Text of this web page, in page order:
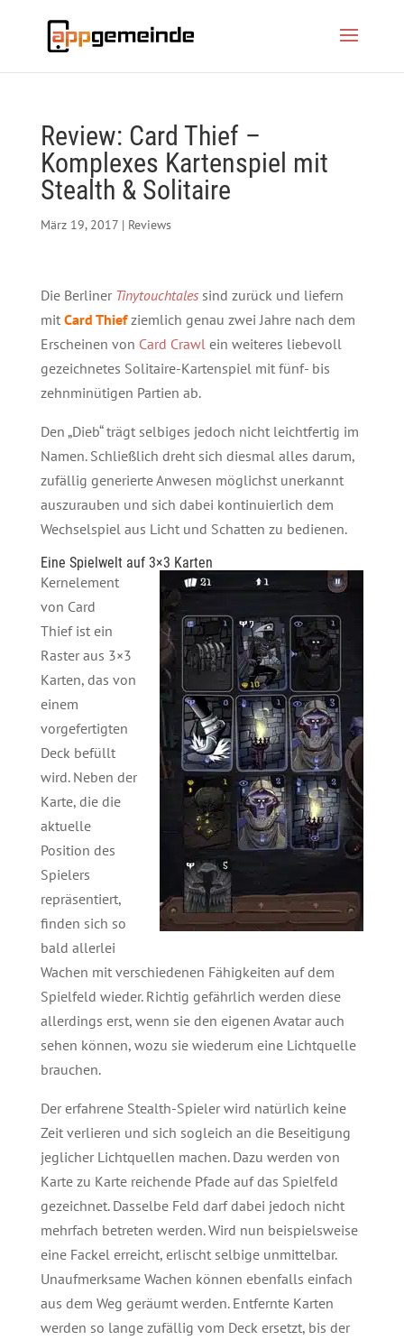
Review: Card Thief –
Komplexes Kartenspiel mit
Stealth & Solitaire
März 19, 2017| Reviews
Die Berliner Tinytouchtalessind zurück und liefern
mit Card Thiefziemlich genau zwei Jahre nach dem
Erscheinen von Card Crawlein weiteres liebevoll
gezeichnetes Solitaire-Kartenspiel mit fünf- bis
zehnminütigen Partien ab.
Den „Dieb“ trägt selbiges jedoch nicht leichtfertig im
Namen. Schließlich dreht sich diesmal alles darum,
zufällig generierte Anwesen möglichst unerkannt
auszurauben und sich dabei kontinuierlich dem
Wechselspiel aus Licht und Schatten zu bedienen.
Eine Spielwelt auf 3×3 Karten
Kernelement
von Card
Thief ist ein
Raster aus 3×3
Karten, das von
einem
vorgefertigten
Deck befüllt
wird. Neben der
Karte, die die
aktuelle
Position des
Spielers
repräsentiert,
finden sich so
bald allerlei
Wachen mit verschiedenen Fähigkeiten auf dem
Spielfeld wieder. Richtig gefährlich werden diese
allerdings erst, wenn sie den eigenen Avatar auch
sehen können, wozu sie wiederum eine Lichtquelle
brauchen.
Der erfahrene Stealth-Spieler wird natürlich keine
Zeit verlieren und sich sogleich an die Beseitigung
jeglicher Lichtquellen machen. Dazu werden von
Karte zu Karte reichende Pfade auf das Spielfeld
gezeichnet. Dasselbe Feld darf dabei jedoch nicht
mehrfach betreten werden. Wird nun beispielsweise
eine Fackel erreicht, erlischt selbige unmittelbar.
Unaufmerksame Wachen können ebenfalls einfach
aus dem Weg geräumt werden. Entfernte Karten
werden so lange zufällig vom Deck ersetzt, bis der